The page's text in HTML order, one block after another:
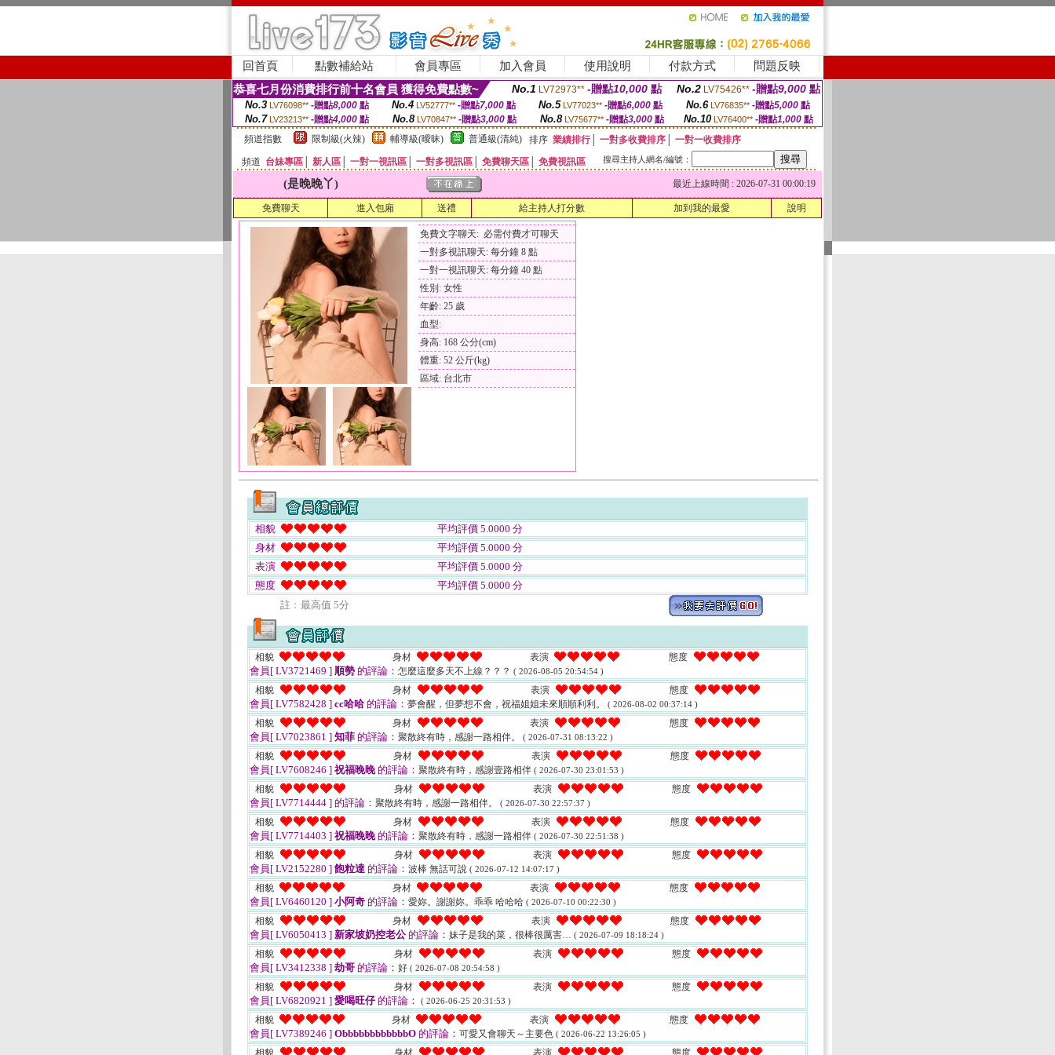
回首頁 點數補給站 會員專區 加入會員 使用說明 付款方式 問題反映
恭喜七月份消費排行前十名會員 獲得免費點數~ No.1 LV72973** -贈點10,000 點 No.2 LV75426** -贈點9,000 點
No.3 LV76098** -贈點8,000點 No.4 LV52777** -贈點7,000點 No.5 LV77023** -贈點6,000點 No.6 LV76835** -贈點5,000點
No.7 LV23213** -贈點4,000 點 No.8 LV70847** -贈點3,000 點 No.8 LV75677** -贈點3,000點 No.10 LV76400** -贈點1,000 點
頻道指數
限制級(火辣) 輔導級(曖昧) 普通級(清純) 排序 業績排行│ 一對多收費排序
一對一收費排序
頻道 台妹專區 新人區 一對一視訊區 一對多視訊區 免費聊天區 免費視訊區 搜尋主持人網名/編號：
(是晚晚丫) 最近上線時間 : 2026-07-31 00:00:19
免費聊天 進入包廂 送禮 給主持人打分數 加到我的最愛 說明
免費文字聊天: 必需付費才可聊天
一對多視訊聊天: 每分鐘 8 點
一對一視訊聊天: 每分鐘 40 點
性別: 女性
年齡: 25 歲
血型:
身高: 168 公分(cm)
體重: 52 公斤(kg)
區域: 台北市
相貌
平均評價 5.0000 分
身材
平均評價 5.0000 分
表演
平均評價 5.0000 分
態度
平均評價 5.0000 分
註﹕最高值 5分
相貌 身材 表演 態度
會員[ LV3721469 ] 順勢 的評論： 怎麼這麼多天不上線？？？ ( 2026-08-05 20:54:54 )
相貌 身材 表演 態度
會員[ LV7582428 ] cc哈哈 的評論： 夢會醒，但夢想不會，祝福姐姐未來順順利利。 ( 2026-08-02 00:37:14 )
相貌 身材 表演 態度
會員[ LV7023861 ] 知菲 的評論： 聚散終有時，感謝一路相伴。 ( 2026-07-31 08:13:22 )
相貌 身材 表演 態度
會員[ LV7608246 ] 祝福晚晚的評論： 聚散終有時，感謝壹路相伴 ( 2026-07-30 23:01:53 )
相貌 身材 表演 態度
會員[ LV7714444 ] 的評論： 聚散終有時，感謝一路相伴。 ( 2026-07-30 22:57:37 )
相貌 身材 表演 態度
會員[ LV7714403 ] 祝福晚晚的評論： 聚散終有時，感謝一路相伴 ( 2026-07-30 22:51:38 )
相貌 身材 表演 態度
會員[ LV2152280 ] 飽粒達 的評論： 波棒 無話可說 ( 2026-07-12 14:07:17 )
相貌 身材 表演 態度
會員[ LV6460120 ] 小阿奇 的評論： 愛妳。謝謝妳。乖乖 哈哈哈 ( 2026-07-10 00:22:30 )
相貌 身材 表演 態度
會員[ LV6050413 ] 新家坡奶控老公 的評論： 妹子是我的菜，很棒很厲害… ( 2026-07-09 18:18:24 )
相貌 身材 表演 態度
會員[ LV3412338 ] 劫哥 的評論： 好 ( 2026-07-08 20:54:58 )
相貌 身材 表演 態度
會員[ LV6820921 ] 愛喝旺仔的評論： ( 2026-06-25 20:31:53 )
相貌 身材 表演 態度
會員[ LV7389246 ] ObbbbbbbbbbbbO 的評論： 可愛又會聊天～主要色 ( 2026-06-22 13:26:05 )
相貌 身材 表演 態度